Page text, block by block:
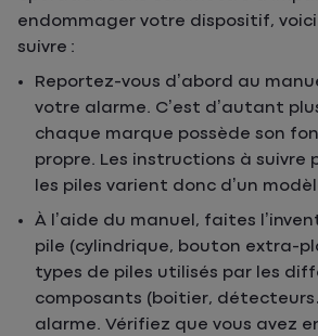
endommager votre dispositif,
suivre :
Reportez-vous d’abord au
votre alarme. C’est d’autant
chaque marque possède son
propre. Les instructions à suivre
les piles varient donc d’un
À l’aide du manuel, faites
pile (cylindrique, bouton extra-
types de piles utilisés par les
composants (boitier,
alarme. Vérifiez que vous avez